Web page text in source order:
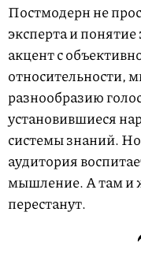
Постмодерн не
эксперта и
акцент с
относительности,
разнообразию
установившиеся
системы знаний. Но
аудитория
мышление. А там и
перестанут.